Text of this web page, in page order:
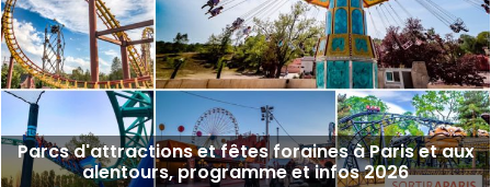
Parcs d'attractions et fêtes foraines à Paris et aux
alentours, programme et infos 2026